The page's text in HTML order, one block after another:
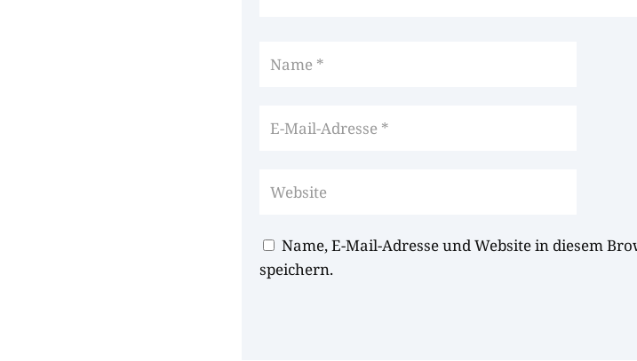
Name, E-Mail-Adresse und Website in diesem
speichern.